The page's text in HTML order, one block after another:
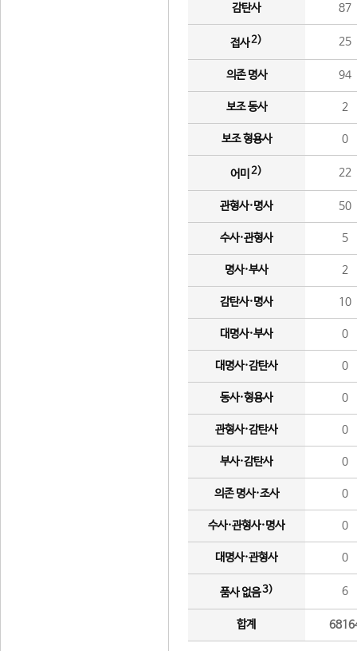
감탄사 87
접사2) 25
의존 명사 94
보조 동사 2
보조 형용사 0
어미 2) 22
관형사·명사 50
수사·관형사 5
명사·부사 2
감탄사·명사 10
대명사·부사 0
대명사·감탄사 0
동사·형용사 0
관형사·감탄사 0
부사·감탄사 0
의존 명사·조사 0
수사·관형사·명사 0
대명사·관형사 0
품사 없음3) 6
합계